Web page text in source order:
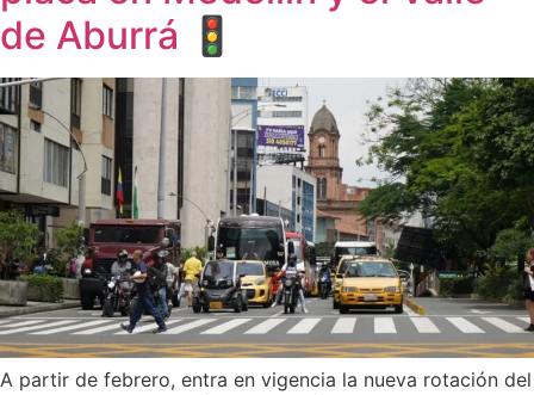
de Aburrá 🚦
A partir de febrero, entra en vigencia la nueva rotación del